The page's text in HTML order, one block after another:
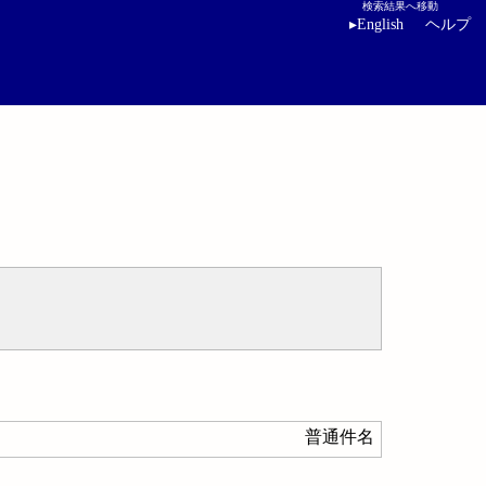
検索結果へ移動
▸English ヘルプ
普通件名